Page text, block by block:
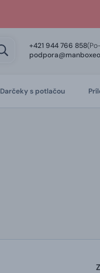
+421 944 766 858
Darčeky s potlačou